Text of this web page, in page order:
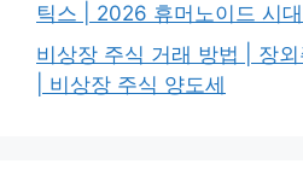
틱스 | 2026 휴머노이드 시
비상장 주식 거래 방법 | 장
| 비상장 주식 양도세